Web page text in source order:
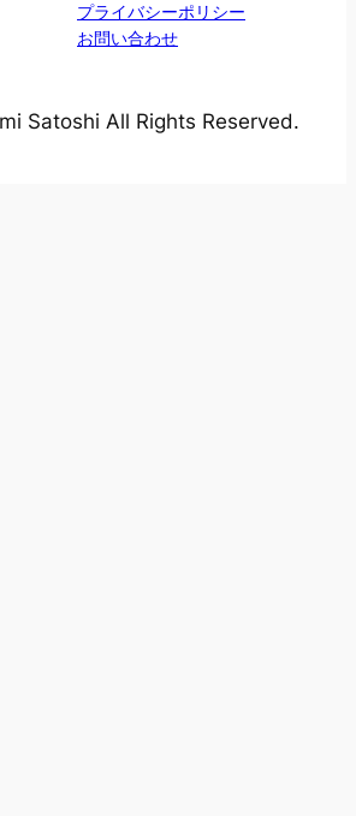
プライバシーポリシー
お問い合わせ
Satoshi All Rights Reserved.